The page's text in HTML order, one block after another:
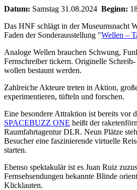
Datum: Samstag 31.08.2024 Beginn:
Das HNF schlägt in der Museumsnacht
Faden der Sonderausstellung "Wellen –
Analoge Wellen brauchen Schwung,
Fernschreiber tickern. Originelle
wollen bestaunt werden.
Zahlreiche Akteure treten in Aktion,
experimentieren, tüfteln und forschen.
Eine besondere Attraktion ist bereits vor
SPACEBUZZ ONE heißt der
Raumfahrtagentur DLR. Neun Plätze
Besucher eine faszinierende virtuelle
starten.
Ebenso spektakulär ist es Juan Ruiz
Fernsehsendungen bekannte Blinde
Klicklauten.